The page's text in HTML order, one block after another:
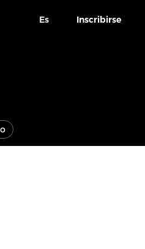
Es Inscribirse